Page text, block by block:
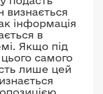
визнається
інформація
в
Якщо під
самого
лише цей